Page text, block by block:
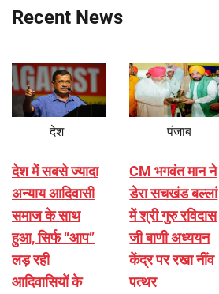
Recent News
देश
देश में सबसे ज्यादा
अन्याय आदिवासी
समाज के साथ
हुआ, सिर्फ ‘‘आप’’
लड़ रही
आदिवासियों के
पंजाब
CM भगवंत मान ने
डेरा सचखंड बल्लां
में श्री गुरु रविदास
जी बाणी अध्ययन
केंद्र पर रखा नींव
पत्थर